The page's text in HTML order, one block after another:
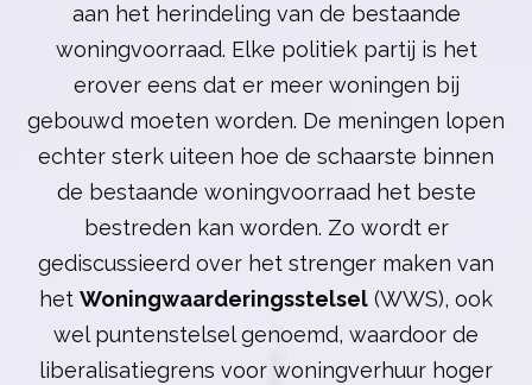
aan het herindeling van de bestaande
woningvoorraad. Elke politiek partij is het
erover eens dat er meer woningen bij
gebouwd moeten worden. De meningen lopen
echter sterk uiteen hoe de schaarste binnen
de bestaande woningvoorraad het beste
bestreden kan worden. Zo wordt er
gediscussieerd over het strenger maken van
het Woningwaarderingsstelsel (WWS), ook
wel puntenstelsel genoemd, waardoor de
liberalisatiegrens voor woningverhuur hoger